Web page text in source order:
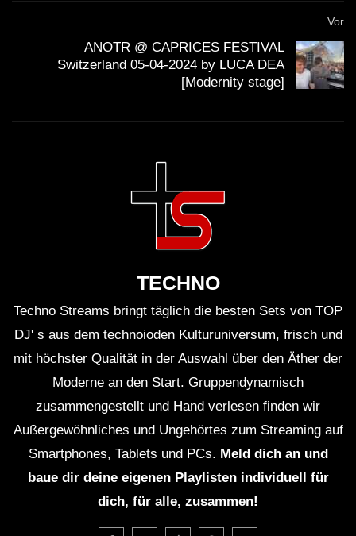
Fragen & Antworten zum DJ Set
Was machte Carl Cox’ Auftritt beim
Kappa FuturFestival 2017 so
versetzten. Seine Interaktion mit dem Publikum
verstärkte zudem die Atmosphäre.
einen DJ heutzutage eine bemerkenswerte Leistung
ist.
Wie viele Besucher waren beim
Festival?
Über 40.000 Besucher aus mehr als 60 Ländern
kamen zum Kappa FuturFestival 2017.
Wo fand das Festival statt?
Vor
ANOTR @ CAPRICES FESTIVAL
Switzerland 05-04-2024 by LUCA DEA
[Modernity stage]
TECHNO
Techno Streams bringt täglich die besten Sets von TOP
DJ' s aus dem technoioden Kulturuniversum, frisch und
mit höchster Qualität in der Auswahl über den Äther der
Moderne an den Start. Gruppendynamisch
zusammengestellt und Hand verlesen finden wir
Außergewöhnliches und Ungehörtes zum Streaming auf
Smartphones, Tablets und PCs. Meld dich an und
baue dir deine eigenen Playlisten individuell für
dich, für alle, zusammen!